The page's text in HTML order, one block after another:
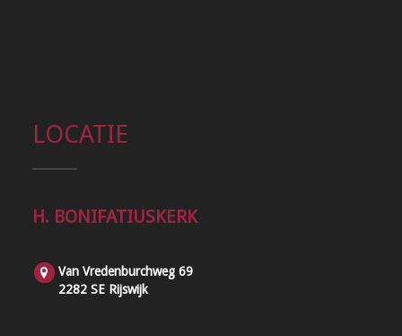
LOCATIE
H. BONIFATIUSKERK
Van Vredenburchweg 69
2282 SE Rijswijk